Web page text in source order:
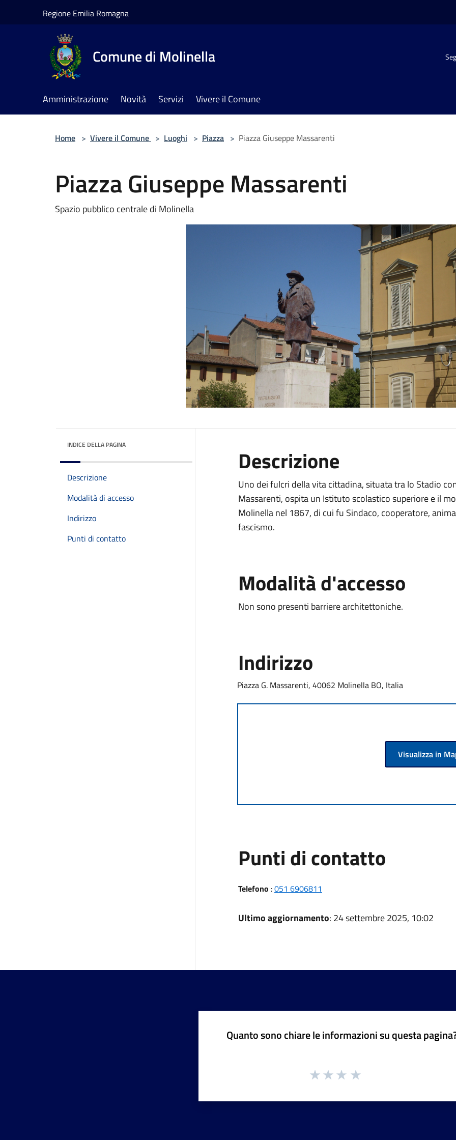
Regione Emilia Romagna
Comune di Molinella
Amministrazione Novità Servizi Vivere il Comune
Home > Vivere il Comune > Luoghi > Piazza > Piazza Giuseppe Massarenti
Piazza Giuseppe Massarenti
Spazio pubblico centrale di Molinella
INDICE DELLA PAGINA
Descrizione
Modalità di accesso
Indirizzo
Punti di contatto
Descrizione
Uno dei fulcri della vita cittadina, situata tra lo Stadio
Massarenti, ospita un Istituto scolastico superiore e il
Molinella nel 1867, di cui fu Sindaco, cooperatore,
fascismo.
Modalità d'accesso
Non sono presenti barriere architettoniche.
Indirizzo
Piazza G. Massarenti, 40062 Molinella BO, Italia
Visualizza in
Punti di contatto
Telefono :051 6906811
Ultimo aggiornamento: 24 settembre 2025, 10:02
Quanto sono chiare le informazioni su questa